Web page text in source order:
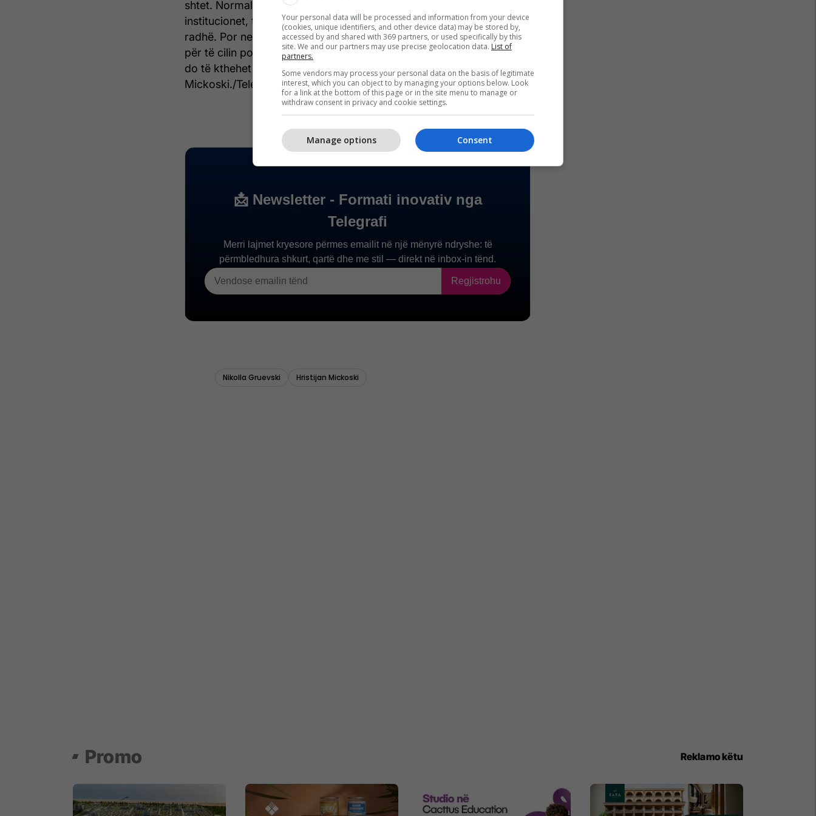
shtet. Normalisht, secili person ka të drejtë të shfrytëzojë
institucionet, të drejtat e tyre, të parashtrojë ankesa, e kështu me
radhë. Por ne si qeveri kemi aktvendim në fuqi, me të cilën, personi
për të cilin po flisni tani, dërgohet për vuajtje të dënimit me burg. Ku
do të kthehet dhe nëse do të kthehet, nuk kam pritje të tilla”, tha
Mickoski./Telegrafi/
Your personal data will be processed and information from your device
(cookies, unique identifiers, and other device data) may be stored by,
accessed by and shared with 369 partners, or used specifically by this
site. We and our partners may use precise geolocation data. List of
partners.
Some vendors may process your personal data on the basis of legitimate
interest, which you can object to by managing your options below. Look
for a link at the bottom of this page or in the site menu to manage or
withdraw consent in privacy and cookie settings.
Consent
Manage options